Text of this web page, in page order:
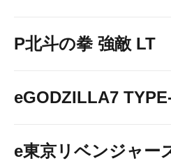
P北斗の拳 強敵 LT
eGODZILLA7
e東京リベンジャー